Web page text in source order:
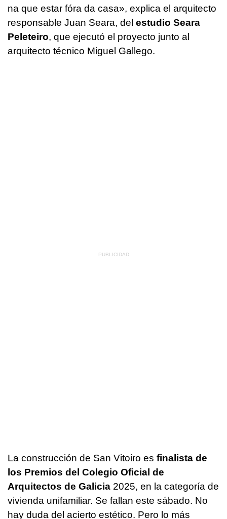
na que estar fóra da casa», explica el arquitecto
responsable Juan Seara, del estudio Seara
Peleteiro, que ejecutó el proyecto junto al
arquitecto técnico Miguel Gallego.
La construcción de San Vitoiro es finalista de
los Premios del Colegio Oficial de
Arquitectos de Galicia 2025, en la categoría de
vivienda unifamiliar. Se fallan este sábado. No
hay duda del acierto estético. Pero lo más